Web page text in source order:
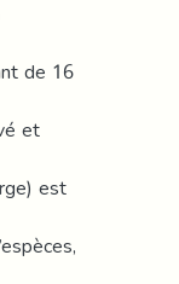
de 16
et
est